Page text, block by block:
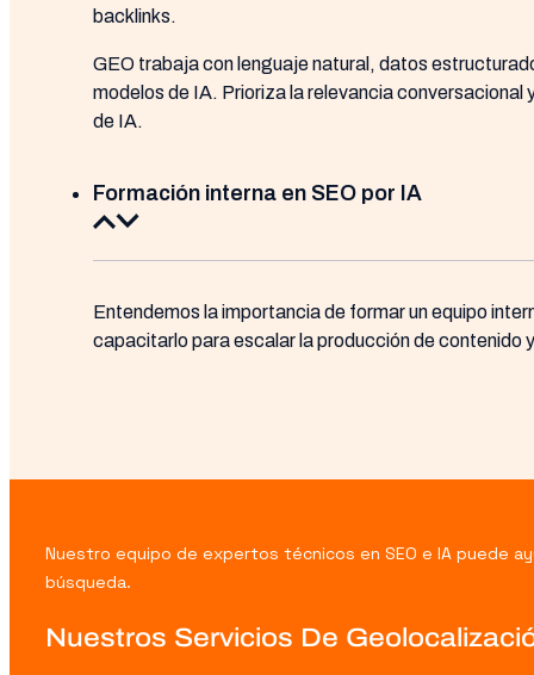
backlinks.
GEO trabaja con lenguaje natural, datos
modelos de IA. Prioriza la relevancia conversacional
de IA.
Formación interna en SEO por IA
Entendemos la importancia de formar un equipo
capacitarlo para escalar la producción de contenido
Nuestro equipo de expertos técnicos en SEO e IA puede
búsqueda.
Nuestros Servicios De